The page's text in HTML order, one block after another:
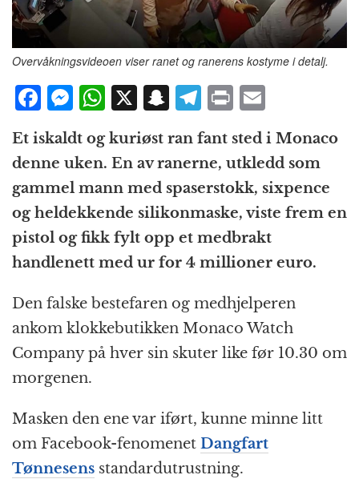
Overvåkningsvideoen viser ranet og ranerens kostyme i detalj.
F
a
c
e
b
o
o
k
M
e
ss
e
n
g
e
r
W
h
at
s
A
p
p
X S
a
p
c
h
at
T
el
e
g
r
a
m
P
n
t
m
ai
l
Et iskaldt og kuriøst ran fant sted i Monaco
denne uken. En av ranerne, utkledd som
gammel mann med spaserstokk, sixpence
og heldekkende silikonmaske, viste frem en
pistol og fikk fylt opp et medbrakt
handlenett med ur for 4 millioner euro.
Den falske bestefaren og medhjelperen
ankom klokkebutikken Monaco Watch
Company på hver sin skuter like før 10.30 om
morgenen.
Masken den ene var iført, kunne minne litt
om Facebook-fenomenet Dangfart
Tønnesens standardutrustning.